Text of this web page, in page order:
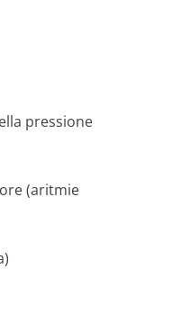
pressione
(aritmie